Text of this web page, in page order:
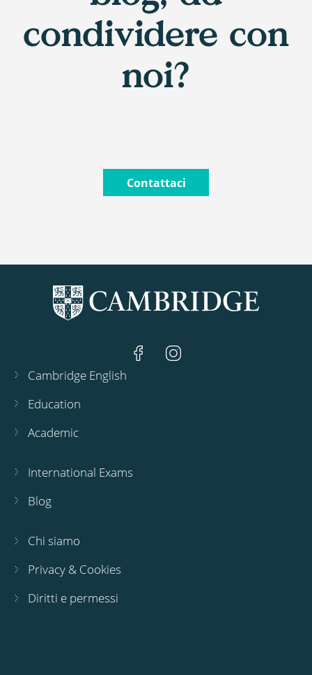
condividere con
noi?
Contattaci
Cambridge English
Education
Academic
International Exams
Blog
Chi siamo
Privacy & Cookies
Diritti e permessi